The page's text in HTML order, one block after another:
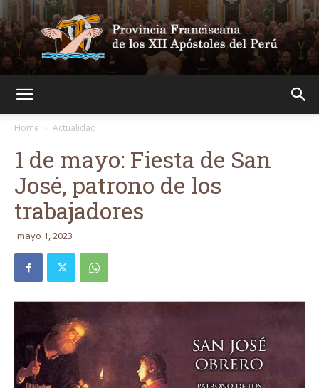
Home
Actualidad
1 de mayo: Fiesta de San
José, patrono de los
trabajadores
mayo 1, 2023